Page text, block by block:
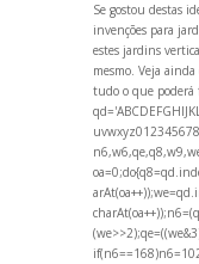
Se gostou destas
invenções para
estes jardins
mesmo. Veja ainda
tudo o que poderá